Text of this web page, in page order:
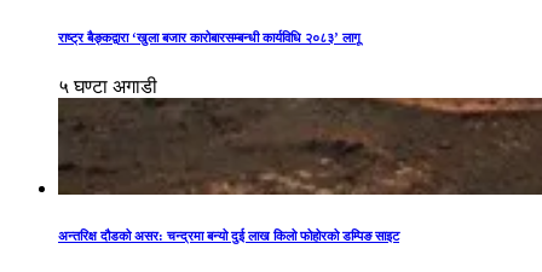
राष्ट्र बैङ्कद्वारा ‘खुला बजार कारोबारसम्बन्धी कार्यविधि २०८३’ लागू
५ घण्टा अगाडी
अन्तरिक्ष दौडको असर: चन्द्रमा बन्यो दुई लाख किलो फोहोरको डम्पिङ साइट